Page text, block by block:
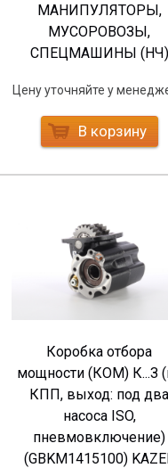
МАНИПУЛЯТОРЫ,
МУСОРОВОЗЫ,
СПЕЦМАШИНЫ (НЧ)
Цену уточняйте у
В корзину
Коробка отбора
мощности (КОМ) К...З
КПП, выход: под два
насоса ISO,
пневмовключение)
(GBKM1415100)